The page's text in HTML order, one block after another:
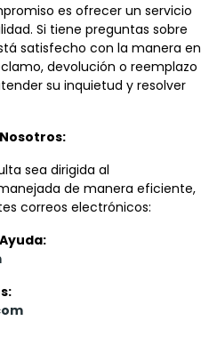
es ofrecer un servicio
Si tiene preguntas sobre
satisfecho con la manera en
devolución o reemplazo
su inquietud y resolver
sea dirigida al
de manera eficiente,
correos electrónicos: